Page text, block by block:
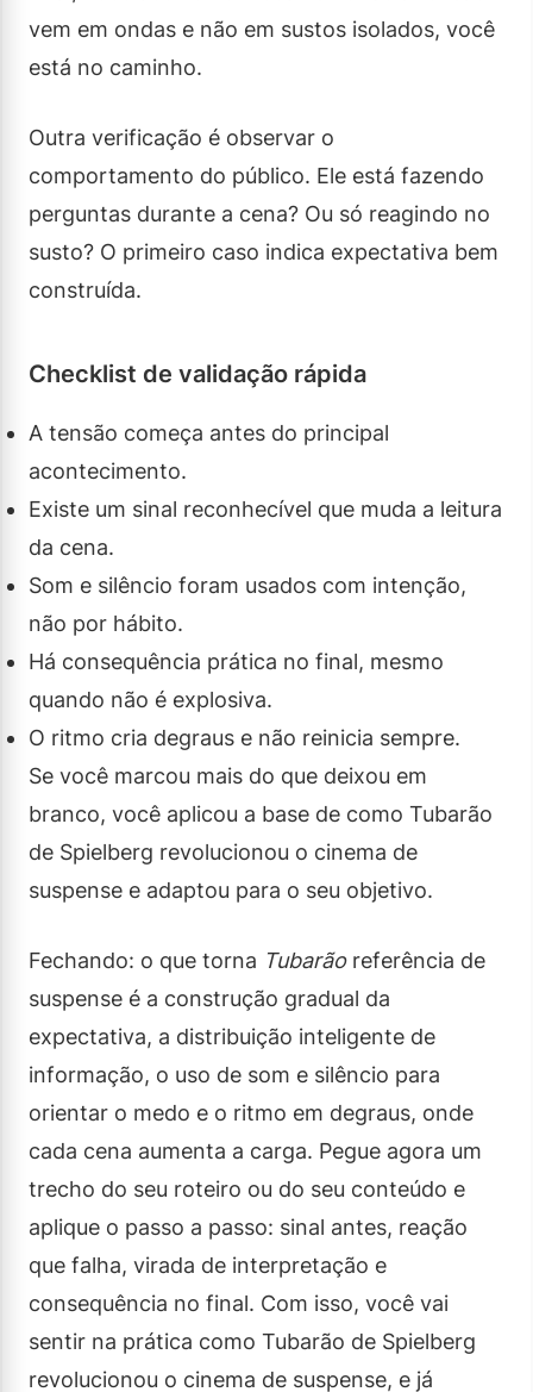
vem em ondas e não em sustos isolados, você
está no caminho.
Outra verificação é observar o
comportamento do público. Ele está fazendo
perguntas durante a cena? Ou só reagindo no
susto? O primeiro caso indica expectativa bem
construída.
Checklist de validação rápida
A tensão começa antes do principal
acontecimento.
Existe um sinal reconhecível que muda a leitura
da cena.
Som e silêncio foram usados com intenção,
não por hábito.
Há consequência prática no final, mesmo
quando não é explosiva.
O ritmo cria degraus e não reinicia sempre.
Se você marcou mais do que deixou em
branco, você aplicou a base de como Tubarão
de Spielberg revolucionou o cinema de
suspense e adaptou para o seu objetivo.
Fechando: o que torna Tubarãoreferência de
suspense é a construção gradual da
expectativa, a distribuição inteligente de
informação, o uso de som e silêncio para
orientar o medo e o ritmo em degraus, onde
cada cena aumenta a carga. Pegue agora um
trecho do seu roteiro ou do seu conteúdo e
aplique o passo a passo: sinal antes, reação
que falha, virada de interpretação e
consequência no final. Com isso, você vai
sentir na prática como Tubarão de Spielberg
revolucionou o cinema de suspense, e já